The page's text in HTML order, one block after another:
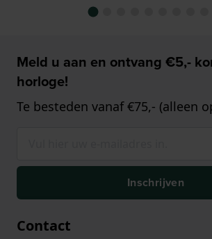
Meld u aan en ontvang €5,-
horloge!
Te besteden vanaf €75,- (alleen
Inschrijven
Contact